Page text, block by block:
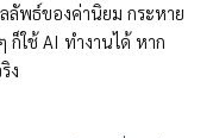
พธ์ของค่านิยม กระหาย
ก็ใช้ AI ทำงานได้ หาก
ง